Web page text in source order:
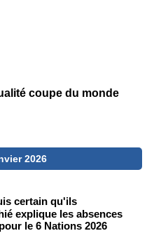
coupe du monde
2026
certain qu'ils
explique les absences
le 6 Nations 2026